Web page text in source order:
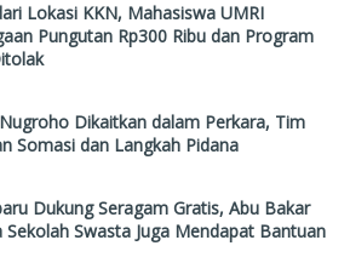
Lokasi KKN, Mahasiswa UMRI
Pungutan Rp300 Ribu dan Program
Dikaitkan dalam Perkara, Tim
Somasi dan Langkah Pidana
Dukung Seragam Gratis, Abu Bakar
Sekolah Swasta Juga Mendapat Bantuan